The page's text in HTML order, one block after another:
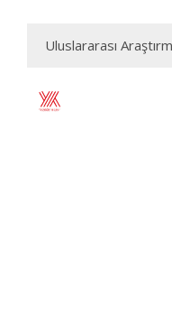
Uluslararası